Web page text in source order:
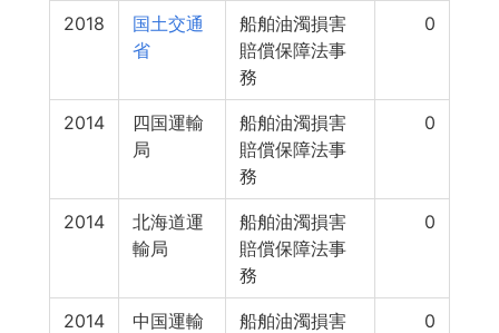
2018
国土交通
省
船舶油濁損害
賠償保障法事
務
0
2014
四国運輸
局
船舶油濁損害
賠償保障法事
務
0
2014
北海道運
輸局
船舶油濁損害
賠償保障法事
務
0
2014
中国運輸
船舶油濁損害
0